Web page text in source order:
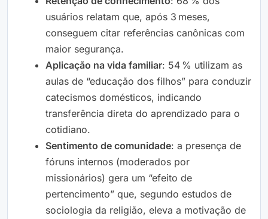
usuários relatam que, após 3 meses,
conseguem citar referências canônicas com
maior segurança.
Aplicação na vida familiar: 54 % utilizam as
aulas de “educação dos filhos” para conduzir
catecismos domésticos, indicando
transferência direta do aprendizado para o
cotidiano.
Sentimento de comunidade: a presença de
fóruns internos (moderados por
missionários) gera um “efeito de
pertencimento” que, segundo estudos de
sociologia da religião, eleva a motivação de